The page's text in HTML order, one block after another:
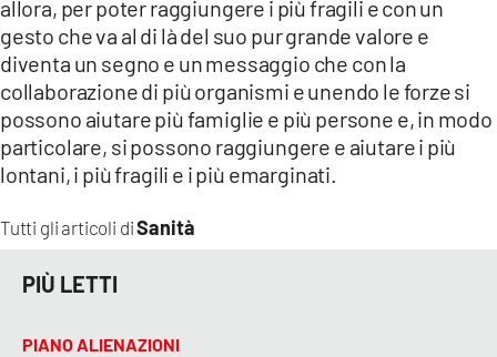
Tutti gli articoli diSanità
allora, per poter raggiungere i più fragili e con un
gesto che va al di là del suo pur grande valore e
diventa un segno e un messaggio che con la
collaborazione di più organismi e unendo le forze si
possono aiutare più famiglie e più persone e, in modo
particolare, si possono raggiungere e aiutare i più
lontani, i più fragili e i più emarginati.
PIÙ LETTI
PIANO ALIENAZIONI